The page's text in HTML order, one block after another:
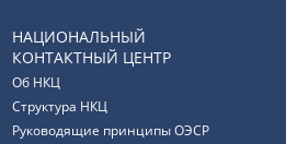
НАЦИОНАЛЬНЫЙ
КОНТАКТНЫЙ ЦЕНТР
Об НКЦ
Структура НКЦ
Руководящие принципы ОЭСР